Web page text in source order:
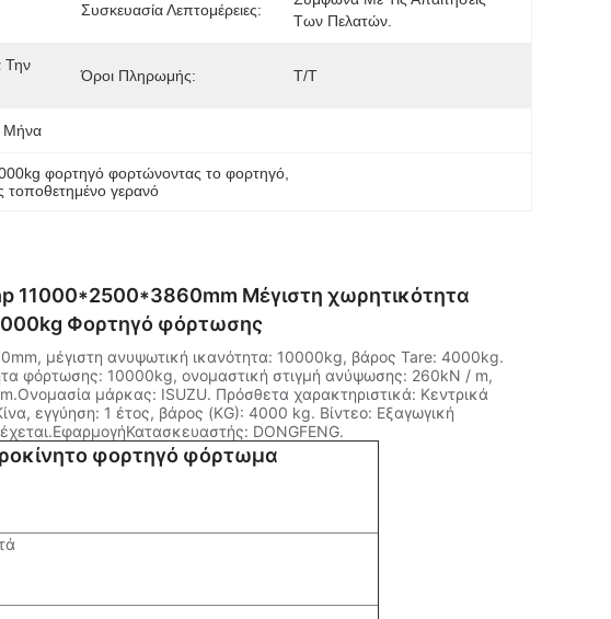
Συσκευασία Λεπτομέρειες:
Των Πελατών.
Την
Όροι Πληρωμής: Τ/Τ
Μήνα
φορτηγό φορτώνοντας το φορτηγό
γερανό
11000*2500*3860mm Μέγιστη χωρητικότητα
Φορτηγό φόρτωσης
μέγιστη ανυψωτική ικανότητα: 10000kg, βάρος Tare: 4000kg.
φόρτωσης: 10000kg, ονομαστική στιγμή ανύψωσης: 260kN / m,
μάρκας: ISUZU. Πρόσθετα χαρακτηριστικά: Κεντρικά
εγγύηση: 1 έτος, βάρος (KG): 4000 kg. Βίντεο: Εξαγωγική
DONGFENG.
φορτηγό φόρτωμα